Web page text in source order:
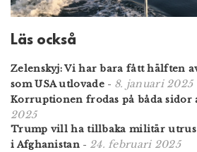
Läs också
Zelenskyj: Vi har bara fått hälften
som USA utlovade- 8. januari 2025
Korruptionen frodas på båda sidor
2025
Trump vill ha tillbaka militär
i Afghanistan- 24. februari 2025